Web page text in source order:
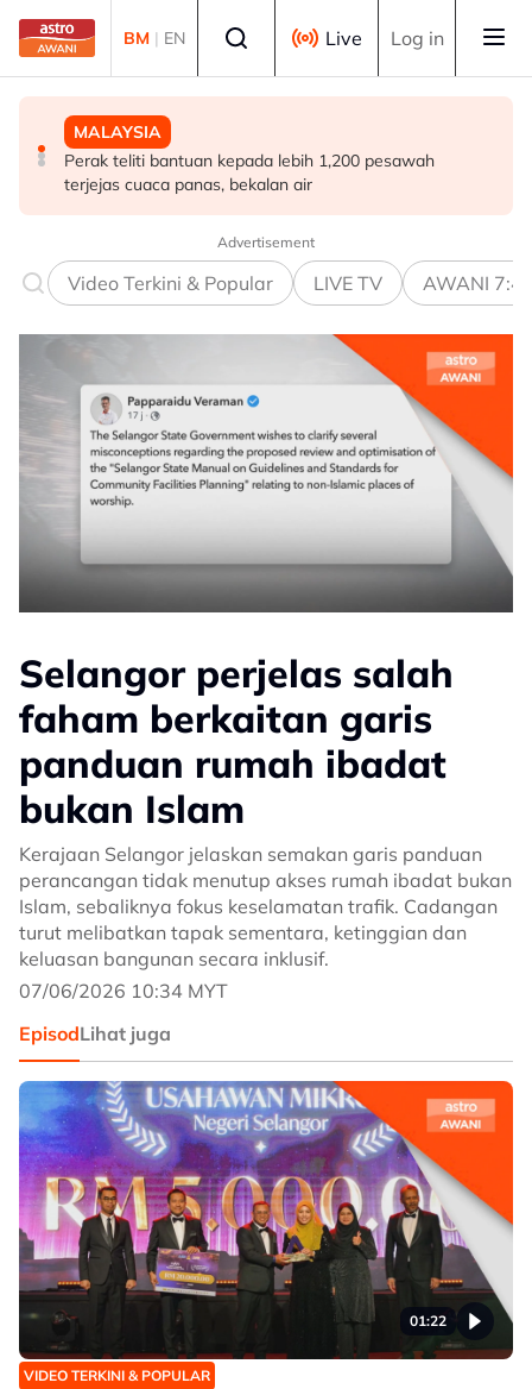
Skip to main content
BM | EN Live Log in
MALAYSIA
Perak teliti bantuan kepada lebih 1,200 pesawah
terjejas cuaca panas, bekalan air
MALAYSIA
Polis siasat pemilik, motif bagasi disyaki mengandungi
bahan letupan
MALAYSIA
Abang Johari enggan dedah isi pertemuan dengan
Agong
Advertisement
Video Terkini & Popular LIVE TV AWANI
Selangor perjelas salah
faham berkaitan garis
panduan rumah ibadat
bukan Islam
Kerajaan Selangor jelaskan semakan garis panduan
perancangan tidak menutup akses rumah ibadat bukan
Islam, sebaliknya fokus keselamatan trafik. Cadangan
turut melibatkan tapak sementara, ketinggian dan
keluasan bangunan secara inklusif.
07/06/2026 10:34 MYT
EpisodLihat juga
01:22
VIDEO TERKINI & POPULAR